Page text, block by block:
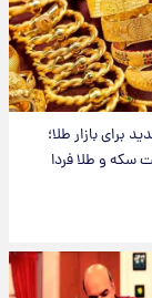
برای بازار طلا؛
سکه و طلا فردا